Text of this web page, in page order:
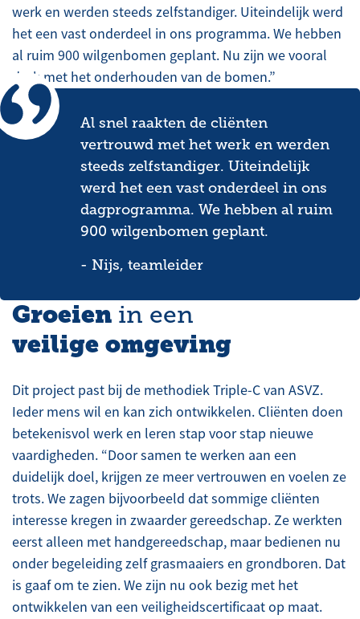
werk en werden steeds zelfstandiger. Uiteindelijk werd
het een vast onderdeel in ons programma. We hebben
al ruim 900 wilgenbomen geplant. Nu zijn we vooral
druk met het onderhouden van de bomen.”
Al snel raakten de cliënten
vertrouwd met het werk en werden
steeds zelfstandiger. Uiteindelijk
werd het een vast onderdeel in ons
dagprogramma. We hebben al ruim
900 wilgenbomen geplant.
- Nijs, teamleider
Groeien in een
veilige omgeving
Dit project past bij de methodiek Triple-C van ASVZ.
Ieder mens wil en kan zich ontwikkelen. Cliënten doen
betekenisvol werk en leren stap voor stap nieuwe
vaardigheden. “Door samen te werken aan een
duidelijk doel, krijgen ze meer vertrouwen en voelen ze
trots. We zagen bijvoorbeeld dat sommige cliënten
interesse kregen in zwaarder gereedschap. Ze werkten
eerst alleen met handgereedschap, maar bedienen nu
onder begeleiding zelf grasmaaiers en grondboren. Dat
is gaaf om te zien. We zijn nu ook bezig met het
ontwikkelen van een veiligheidscertificaat op maat.